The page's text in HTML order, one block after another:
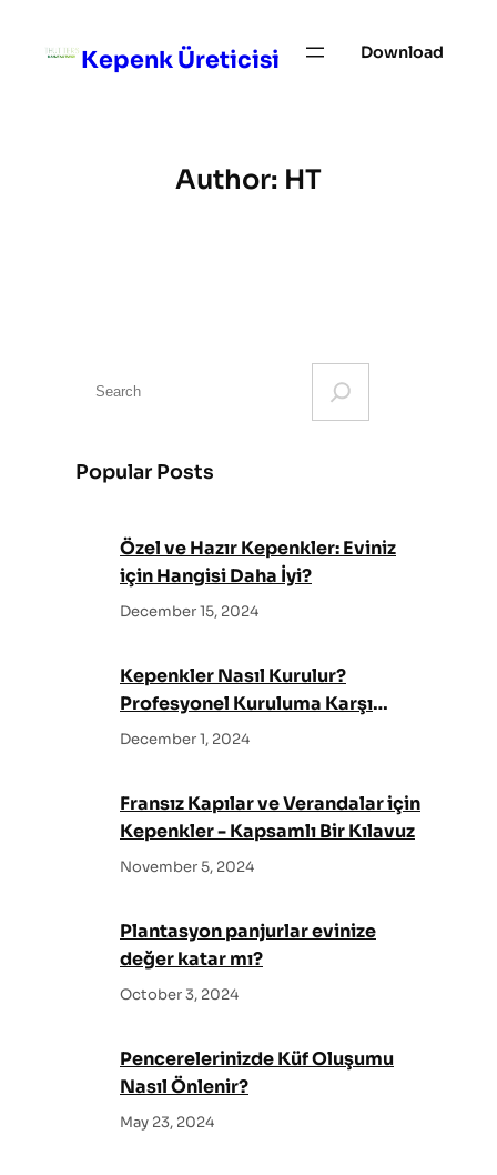
Kepenk Üreticisi Download
Author: HT
r
c
Popular Posts
Özel ve Hazır Kepenkler: Eviniz
için Hangisi Daha İyi?
December 15, 2024
Kepenkler Nasıl Kurulur?
Profesyonel Kuruluma Karşı
Kendin Yap
December 1, 2024
Fransız Kapılar ve Verandalar için
Kepenkler - Kapsamlı Bir Kılavuz
November 5, 2024
Plantasyon panjurlar evinize
değer katar mı?
October 3, 2024
Pencerelerinizde Küf Oluşumu
Nasıl Önlenir?
May 23, 2024